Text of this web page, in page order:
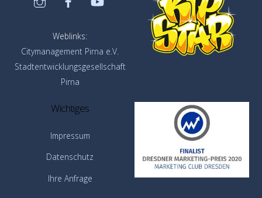
Weblinks:
Citymanagement Pirna e.V.
Stadtentwicklungsgesellschaft
Pirna
Wichtiges
Impressum
Datenschutz
Ihre Anfrage